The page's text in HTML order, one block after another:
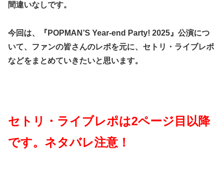
間違いなしです。
今回は、『POPMAN’S Year-end Party! 2025』公演につ
いて、ファンの皆さんのレポを元に、セトリ・ライブレポ
などをまとめていきたいと思います。
セトリ・ライブレポは2ページ目以降
です。ネタバレ注意！